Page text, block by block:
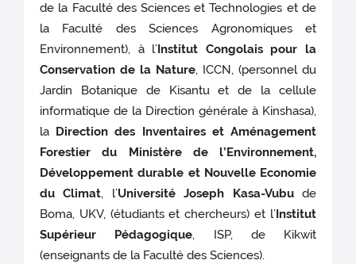
de la Faculté des Sciences et Technologies et de
la Faculté des Sciences Agronomiques et
Environnement), à l’Institut Congolais pour la
Conservation de la Nature, ICCN, (personnel du
Jardin Botanique de Kisantu et de la cellule
informatique de la Direction générale à Kinshasa),
la Direction des Inventaires et Aménagement
Forestier du Ministère de l’Environnement,
Développement durable et Nouvelle Economie
du Climat, l’Université Joseph Kasa-Vubude
Boma, UKV, (étudiants et chercheurs) et l’Institut
Supérieur Pédagogique, ISP, de Kikwit
(enseignants de la Faculté des Sciences).